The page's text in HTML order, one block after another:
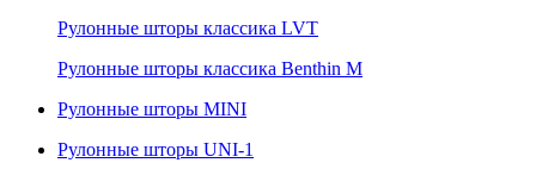
Рулонные шторы классика LVT
Рулонные шторы классика Benthin M
Рулонные шторы MINI
Рулонные шторы UNI-1